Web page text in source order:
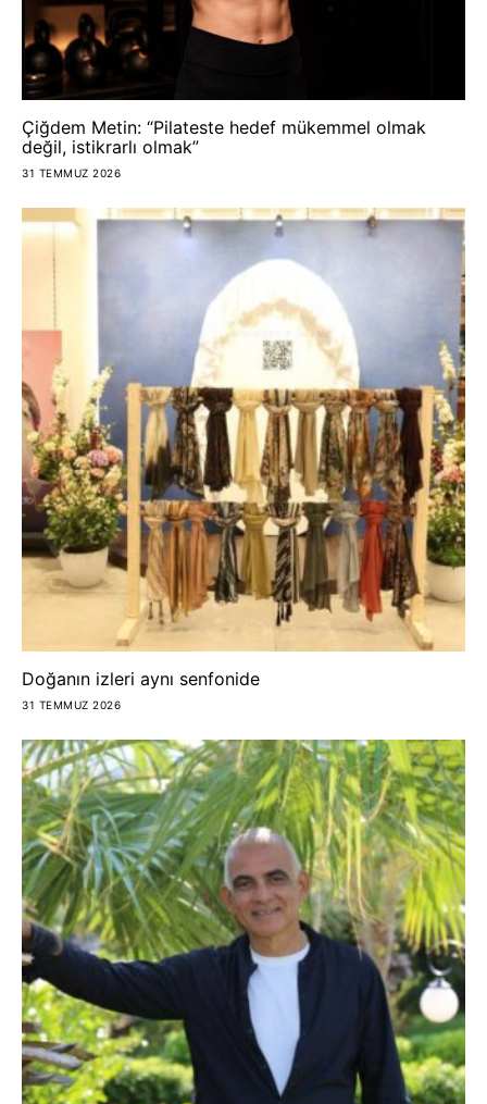
Çiğdem Metin: “Pilateste hedef mükemmel olmak
değil, istikrarlı olmak”
31 TEMMUZ 2026
Doğanın izleri aynı senfonide
31 TEMMUZ 2026